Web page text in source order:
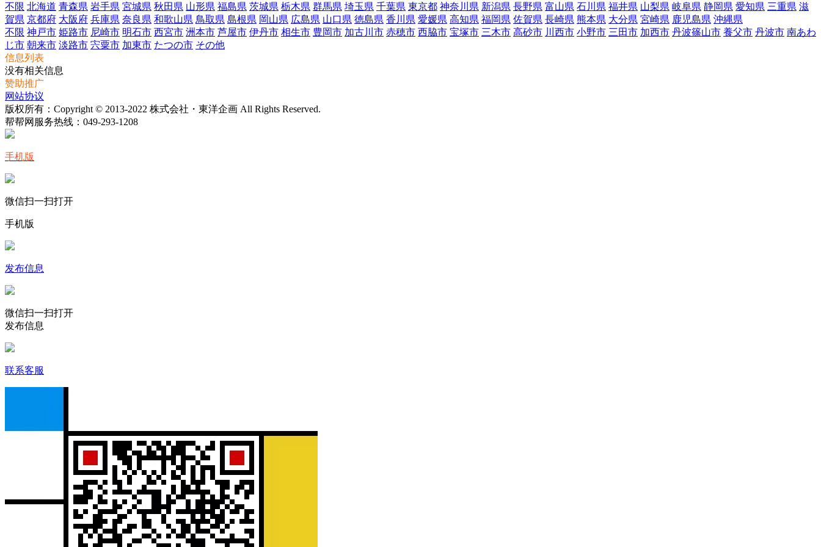
不限 北海道 青森県 岩手県 宮城県 秋田県 山形県 福島県 茨城県 栃木県 群馬県 埼玉県 千葉県 東京都 神奈川県 新潟県 長野県 富山県 石川県 福井県 山梨県 岐阜県 静岡県 愛知県 三重県 滋
賀県 京都府 大阪府 兵庫県 奈良県 和歌山県 鳥取県 島根県 岡山県 広島県 山口県 徳島県 香川県 愛媛県 高知県 福岡県 佐賀県 長崎県 熊本県 大分県 宮崎県 鹿児島県 沖縄県
不限 神戸市 姫路市 尼崎市 明石市 西宮市 洲本市 芦屋市 伊丹市 相生市 豊岡市 加古川市 赤穂市 西脇市 宝塚市 三木市 高砂市 川西市 小野市 三田市 加西市 丹波篠山市 養父市 丹波市 南あわ
じ市 朝来市 淡路市 宍粟市 加東市 たつの市 その他
信息列表
没有相关信息
赞助推广
网站协议
版权所有：Copyright © 2013-2022 株式会社・東洋企画 All Rights Reserved.
帮帮网服务热线： 049-293-1208
手机版
微信扫一扫打开
手机版
发布信息
微信扫一扫打开
发布信息
联系客服